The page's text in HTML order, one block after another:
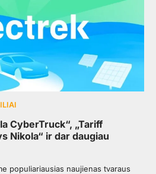
CyberTruck“, „Tariff
Nikola“ ir dar daugiau
populiariausias naujienas tvaraus